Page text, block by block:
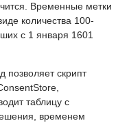
Временные метки
количества 100-
с 1 января 1601
позволяет скрипт
таблицу с
временем